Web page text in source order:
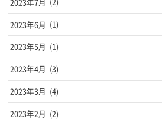
2023年6月 (1)
2023年5月 (1)
2023年4月 (3)
2023年3月 (4)
2023年2月 (2)